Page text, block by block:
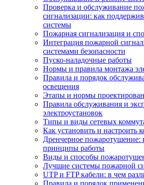
Проверка и обслуживание
сигнализации: как
системы
Пожарная сигнализация и
Интеграция пожарной
системами безопасности
Пуско-наладочные работы
Нормы и правила монтажа
Правила и порядок
освещения
Этапы и нормы
Правила обслуживания и
электроустановок
Типы и виды сетевых
Как установить и настроить
Дренчерное
принципы работы
Виды и способы
Лучшие системы пожарной
UTP и FTP кабели: в чем
Правила и порядок